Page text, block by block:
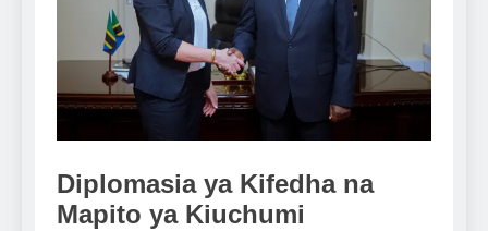
Diplomasia ya Kifedha na
Mapito ya Kiuchumi